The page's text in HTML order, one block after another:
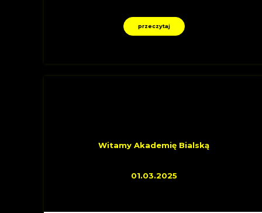
przeczytaj
Witamy Akademię Bialską
01.03.2025